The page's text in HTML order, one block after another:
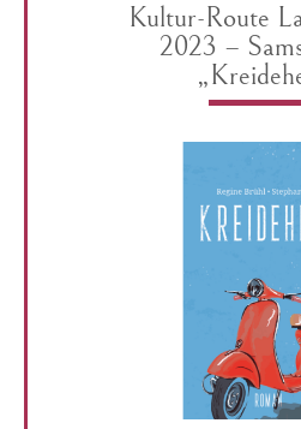
Kultur-Route
2023 –